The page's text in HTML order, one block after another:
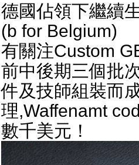
德國佔領下繼續
(b for Belgium)
有關注Custom
前中後期三個批
件及技師組裝而
理,Waffenamt
數千美元！